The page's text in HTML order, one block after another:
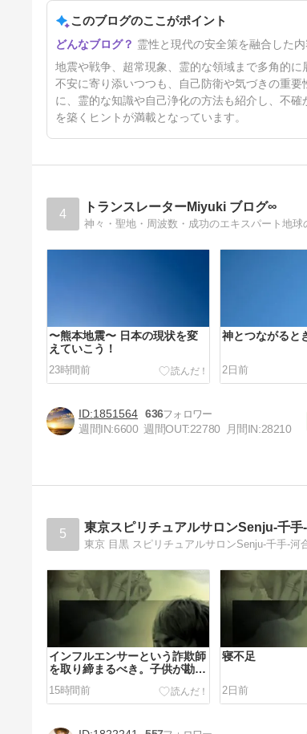
まう理由｜筏のたとえ
4日前このブログのここがポイント
霊性と現代の安全策を融合した内
地震や戦争、超常現象、霊的な領域まで多角的
不安に寄り添いつつも、自己防衛や気づきの重
に、霊的な知識や自己浄化の方法も紹介し、不
を築くヒントが満載となっています。
4 トランスレーターMiyuki ブログ∞
神々・聖地・周波数・成功のエキスパート地
〜熊本地震〜 日本の現状を変
えていこう！
23時間前
神とつながると
2日前
1851564 636
週間IN:6600 週間OUT:22780 月間IN:28210
5 東京スピリチュアルサロンSenju-千
東京 目黒 スピリチュアルサロンSenju-千手-河
インフルエンサーという詐欺師
を取り締まるべき。子供が勘違
15時間前
寝不足
2日前